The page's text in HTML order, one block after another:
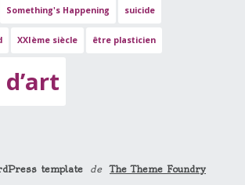
Something's Happening suicide
XXIème siècle être plasticien
template de The Theme Foundry